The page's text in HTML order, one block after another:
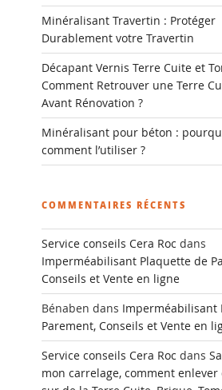
Minéralisant Travertin : Protéger
Durablement votre Travertin
Décapant Vernis Terre Cuite et
Comment Retrouver une Terre
Avant Rénovation ?
Minéralisant pour béton :
comment l’utiliser ?
COMMENTAIRES RÉCENTS
Service conseils Cera Roc dans
Imperméabilisant Plaquette de
Conseils et Vente en ligne
Bénaben dans Imperméabilisant
Parement, Conseils et Vente en
Service conseils Cera Roc dans
mon carrelage, comment